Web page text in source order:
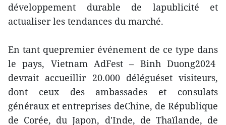
développement durable de lapublicité et
actualiser les tendances du marché.
En tant quepremier événement de ce type dans
le pays, Vietnam AdFest – Binh Duong2024
devrait accueillir 20.000 déléguéset visiteurs,
dont ceux des ambassades et consulats
généraux et entreprises deChine, de République
de Corée, du Japon, d'Inde, de Thaïlande, de